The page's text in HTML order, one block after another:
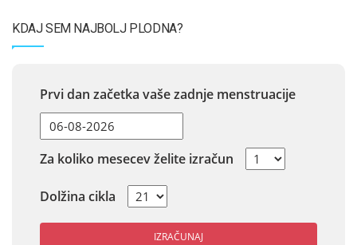
KDAJ SEM NAJBOLJ PLODNA?
Prvi dan začetka vaše zadnje menstruacije
Za koliko mesecev želite izračun
Dolžina cikla
IZRAČUNAJ